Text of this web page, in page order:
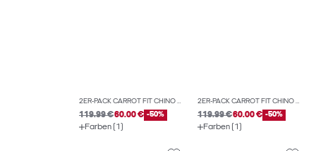
2ER-PACK CARROT FIT CHINO HOSE
119.99 €60.00 € -50%
Farben (1)
2ER-PACK CARROT FIT CHINO HOSE
119.99 €60.00 € -50%
Farben (1)